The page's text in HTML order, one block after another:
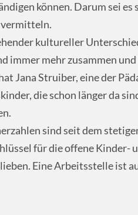
können. Darum sei
kultureller
immer mehr zusammen
Jana Struiber, eine der
die schon länger da
sind seit dem
für die offene Kinder-
Eine Arbeitsstelle ist